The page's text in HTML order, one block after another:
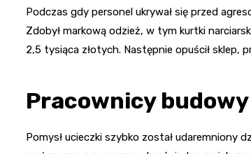
Podczas gdy personel ukrywał się przed
Zdobył markową odzież, w tym kurtki
2,5 tysiąca złotych. Następnie opuścił sklep,
Pracownicy
Pomysł ucieczki szybko został udaremniony